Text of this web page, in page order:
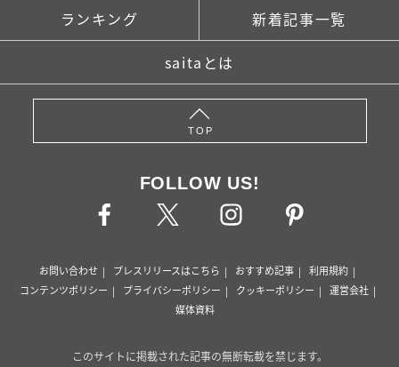
ランキング 新着記事一覧
saitaとは
TOP
FOLLOW US!
お問い合わせ プレスリリースはこちら おすすめ記事
利用規約
コンテンツポリシー
プライバシーポリシー クッキーポリシー
運営会社
媒体資料
このサイトに掲載された記事の無断転載を禁じます。